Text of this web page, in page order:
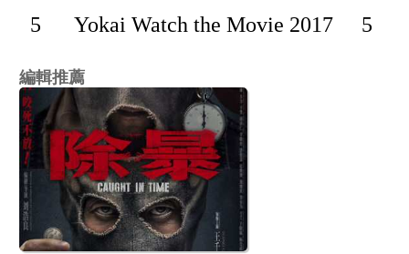
5 Yokai Watch the Movie 2017 5
編輯推薦